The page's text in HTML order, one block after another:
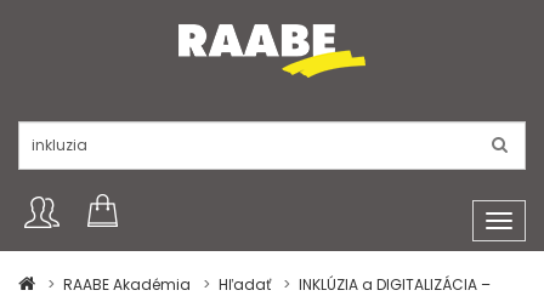
RAABE Akadémia
Hľadať
INKLÚZIA a DIGITALIZÁCIA –